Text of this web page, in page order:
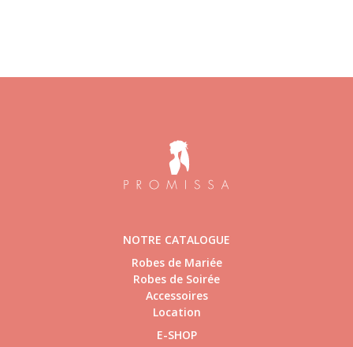
NOTRE CATALOGUE
Robes de Mariée
Robes de Soirée
Accessoires
Location
E-SHOP